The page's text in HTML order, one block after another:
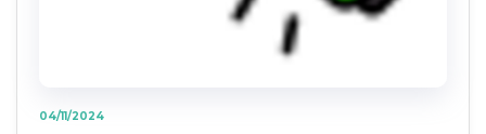
04/11/2024